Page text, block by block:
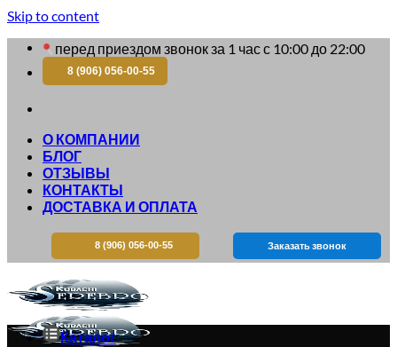
Skip to content
перед приездом звонок за 1 час с 10:00 до 22:00
8 (906) 056-00-55
О КОМПАНИИ
БЛОГ
ОТЗЫВЫ
КОНТАКТЫ
ДОСТАВКА И ОПЛАТА
8 (906) 056-00-55 Заказать звонок
Каталог